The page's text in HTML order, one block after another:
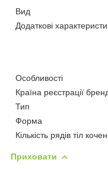
Вид
Додаткові
Особливості
Країна реєстрації
Тип
Форма
Кількість рядів тіл
Приховати